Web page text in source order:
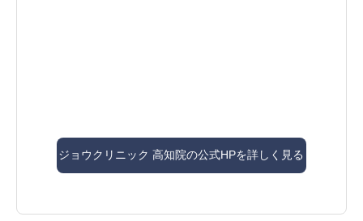
ジョウクリニック 高知院の公式HPを詳しく見る